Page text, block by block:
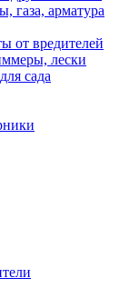
газа, арматура
от вредителей
лески
сада